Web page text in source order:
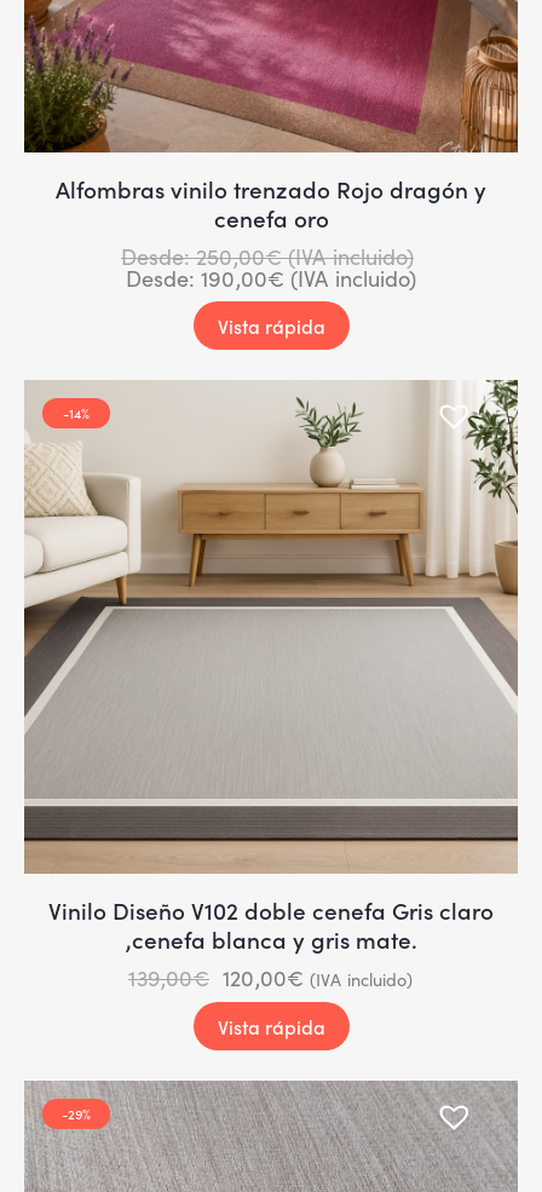
Alfombras vinilo trenzado Rojo dragón y
cenefa oro
Desde:250,00€(IVA incluido)
Desde:190,00€ (IVA incluido)
Vista rápida
-14%
Vinilo Diseño V102 doble cenefa Gris claro
,cenefa blanca y gris mate.
139,00€ 120,00€ (IVA incluido)
Vista rápida
-29%